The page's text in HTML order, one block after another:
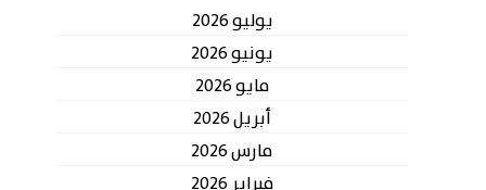
يوليو 2026
يونيو 2026
مايو 2026
أبريل 2026
مارس 2026
فبراير 2026